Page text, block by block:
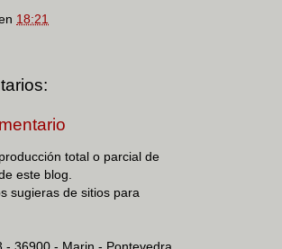
18:21
total o parcial de
este blog.
sugieras de sitios para